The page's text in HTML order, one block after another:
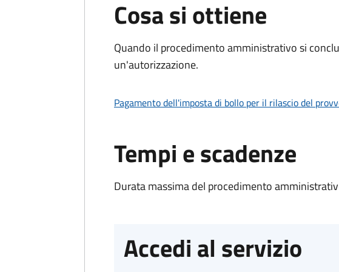
Cosa si ottiene
Quando il procedimento amministrativo si
un'autorizzazione.
Pagamento dell'imposta di bollo per il rilascio del
Tempi e scadenze
Durata massima del procedimento
Accedi al servizio